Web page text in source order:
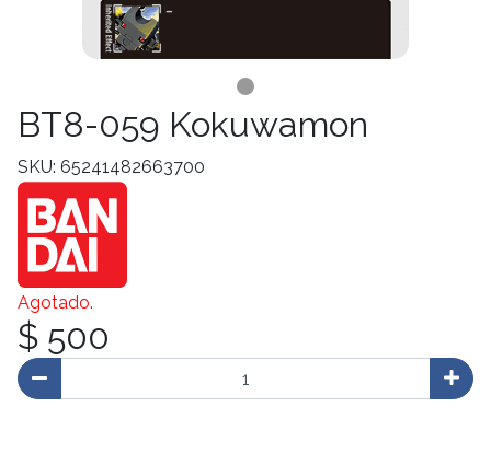
BT8-059 Kokuwamon
SKU: 65241482663700
Agotado.
$ 500